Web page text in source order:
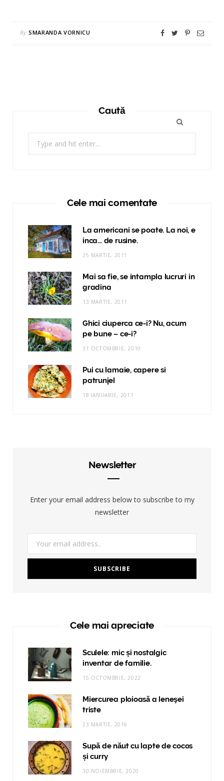
By SMARANDA VORNICU
Caută
Cele mai comentate
La americani se poate. La noi, e
inca… de rusine.
25 MARTIE, 2011
Mai sa fie, se intampla lucruri in
gradina
13 MARTIE, 2011
Ghici ciuperca ce-i? Nu, acum
pe bune – ce-i?
31 OCTOMBRIE, 2010
Pui cu lamaie, capere si
patrunjel
18 IANUARIE, 2011
Newsletter
Enter your email address below to subscribe to my
newsletter
Cele mai apreciate
Sculele: mic și nostalgic
inventar de familie.
15 OCTOMBRIE, 2022
Miercurea ploioasă a leneşei
triste
23 MARTIE, 2016
Supă de năut cu lapte de cocos
și curry
30 NOIEMBRIE, 2020